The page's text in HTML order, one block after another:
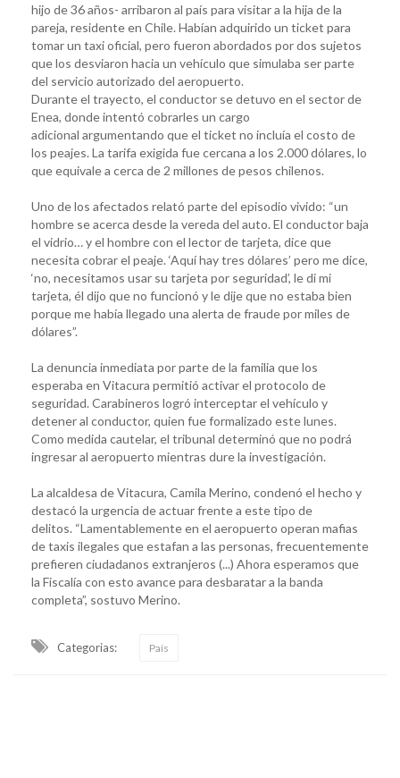
hijo de 36 años- arribaron al país para visitar a la hija de la
pareja, residente en Chile. Habían adquirido un ticket para
tomar un taxi oficial, pero fueron abordados por dos sujetos
que los desviaron hacia un vehículo que simulaba ser parte
del servicio autorizado del aeropuerto.
Durante el trayecto, el conductor se detuvo en el sector de
Enea, donde intentó cobrarles un cargo
adicional argumentando que el ticket no incluía el costo de
los peajes. La tarifa exigida fue cercana a los 2.000 dólares, lo
que equivale a cerca de 2 millones de pesos chilenos.
Uno de los afectados relató parte del episodio vivido: “un
hombre se acerca desde la vereda del auto. El conductor baja
el vidrio… y el hombre con el lector de tarjeta, dice que
necesita cobrar el peaje. ‘Aquí hay tres dólares’ pero me dice,
‘no, necesitamos usar su tarjeta por seguridad’, le di mi
tarjeta, él dijo que no funcionó y le dije que no estaba bien
porque me había llegado una alerta de fraude por miles de
dólares”.
La denuncia inmediata por parte de la familia que los
esperaba en Vitacura permitió activar el protocolo de
seguridad. Carabineros logró interceptar el vehículo y
detener al conductor, quien fue formalizado este lunes.
Como medida cautelar, el tribunal determinó que no podrá
ingresar al aeropuerto mientras dure la investigación.
La alcaldesa de Vitacura, Camila Merino, condenó el hecho y
destacó la urgencia de actuar frente a este tipo de
delitos. “Lamentablemente en el aeropuerto operan mafias
de taxis ilegales que estafan a las personas, frecuentemente
prefieren ciudadanos extranjeros (...) Ahora esperamos que
la Fiscalía con esto avance para desbaratar a la banda
completa”, sostuvo Merino.
Categorias: País